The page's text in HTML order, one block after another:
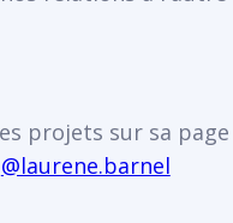
projets sur sa page
@laurene.barnel